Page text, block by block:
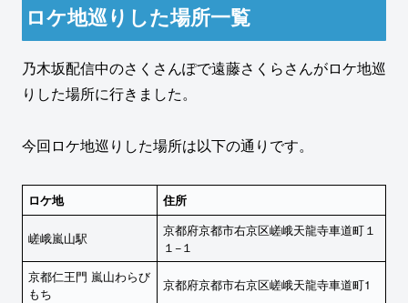
ロケ地巡りした場所一覧
乃木坂配信中のさくさんぽで遠藤さくらさんがロケ地巡
りした場所に行きました。
今回ロケ地巡りした場所は以下の通りです。
ロケ地 住所
嵯峨嵐山駅
京都府京都市右京区嵯峨天龍寺車道町１
１−１
京都仁王門 嵐山わらび
もち
京都府京都市右京区嵯峨天龍寺車道町1